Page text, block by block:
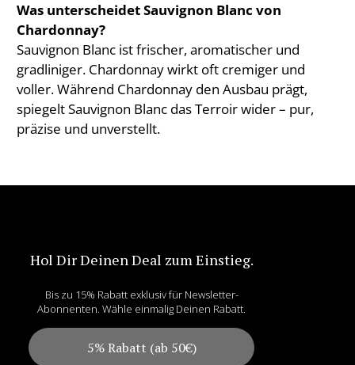
Was unterscheidet Sauvignon Blanc von
Chardonnay?
Sauvignon Blanc ist frischer, aromatischer und
gradliniger. Chardonnay wirkt oft cremiger und
voller. Während Chardonnay den Ausbau prägt,
spiegelt Sauvignon Blanc das Terroir wider – pur,
präzise und unverstellt.
Hol Dir Deinen Deal zum Einstieg.
Bis zu 15% Rabatt exklusiv für Newsletter-
Abonnenten. Wähle einmalig Deinen Rabatt.
5% Rabatt (ab 50€)